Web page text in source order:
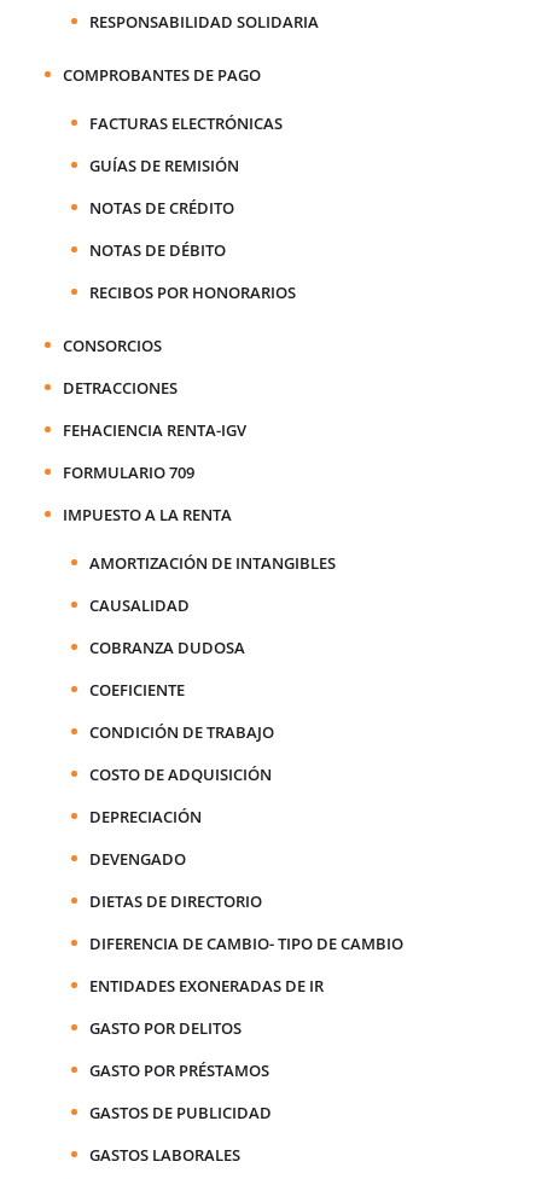
RESPONSABILIDAD SOLIDARIA
COMPROBANTES DE PAGO
FACTURAS ELECTRÓNICAS
GUÍAS DE REMISIÓN
NOTAS DE CRÉDITO
NOTAS DE DÉBITO
RECIBOS POR HONORARIOS
CONSORCIOS
DETRACCIONES
FEHACIENCIA RENTA-IGV
FORMULARIO 709
IMPUESTO A LA RENTA
AMORTIZACIÓN DE INTANGIBLES
CAUSALIDAD
COBRANZA DUDOSA
COEFICIENTE
CONDICIÓN DE TRABAJO
COSTO DE ADQUISICIÓN
DEPRECIACIÓN
DEVENGADO
DIETAS DE DIRECTORIO
DIFERENCIA DE CAMBIO- TIPO DE CAMBIO
ENTIDADES EXONERADAS DE IR
GASTO POR DELITOS
GASTO POR PRÉSTAMOS
GASTOS DE PUBLICIDAD
GASTOS LABORALES